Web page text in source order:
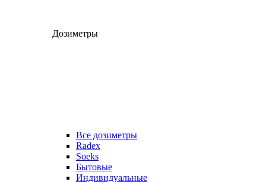
Дозиметры
Все дозиметры
Radex
Soeks
Бытовые
Индивидуальные